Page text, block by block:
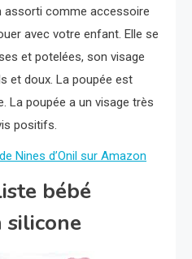
assorti comme accessoire
avec votre enfant. Elle se
et potelées, son visage
et doux. La poupée est
La poupée a un visage très
positifs.
Nines d’Onil sur Amazon
bébé